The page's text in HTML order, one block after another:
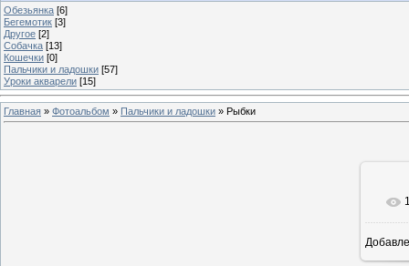
Обезьянка [6]
Бегемотик [3]
Другое [2]
Собачка [13]
Кошечки [0]
Пальчики и ладошки [57]
Уроки акварели [15]
Главная » Фотоальбом » Пальчики и ладошки » Рыбки